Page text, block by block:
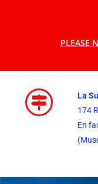
PLEASE
La
174
En